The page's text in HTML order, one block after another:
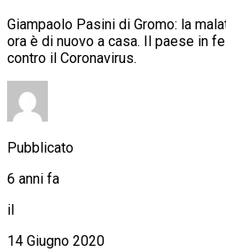
Giampaolo Pasini di Gromo: la
ora è di nuovo a casa. Il paese in
contro il Coronavirus.
Pubblicato
6 anni fa
il
14 Giugno 2020